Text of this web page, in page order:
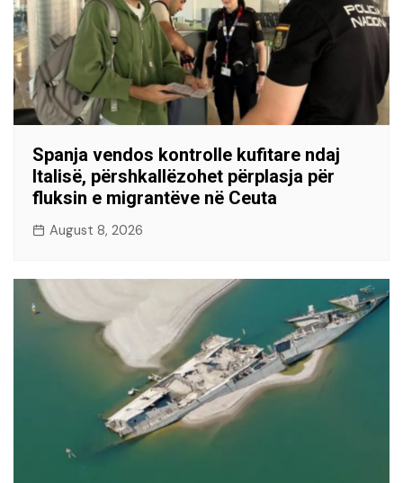
Spanja vendos kontrolle kufitare ndaj
Italisë, përshkallëzohet përplasja për
fluksin e migrantëve në Ceuta
August 8, 2026